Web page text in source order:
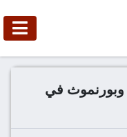
وبورنموث في